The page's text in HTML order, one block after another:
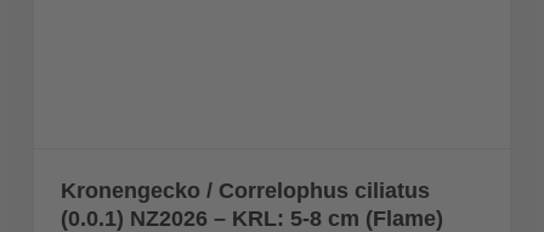
Kronengecko / Correlophus ciliatus
(0.0.1) NZ2026 – KRL: 5-8 cm (Flame)